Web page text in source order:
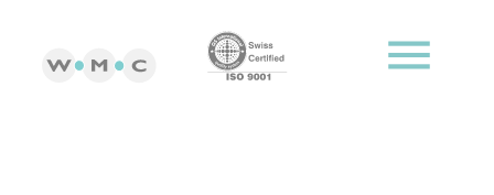
menu